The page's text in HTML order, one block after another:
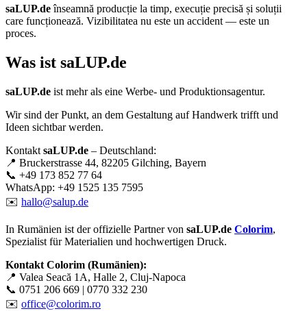
saLUP.deînseamnă producție la timp, execuție precisă și soluții
care funcționează. Vizibilitatea nu este un accident — este un
proces.
Was ist saLUP.de
saLUP.de ist mehr als eine Werbe- und Produktionsagentur.
Wir sind der Punkt, an dem Gestaltung auf Handwerk trifft und
Ideen sichtbar werden.
Kontakt saLUP.de – Deutschland:
📍 Bruckerstrasse 44, 82205 Gilching, Bayern
📞 +49 173 852 77 64
WhatsApp: +49 1525 135 7595
✉️ hallo@salup.de
In Rumänien ist der offizielle Partner von saLUP.de Colorim,
Spezialist für Materialien und hochwertigen Druck.
Kontakt Colorim (Rumänien):
📍 Valea Seacă 1A, Halle 2, Cluj-Napoca
📞 0751 206 669 | 0770 332 230
✉️ office@colorim.ro